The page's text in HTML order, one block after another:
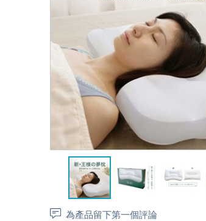
為產品留下第一個評論